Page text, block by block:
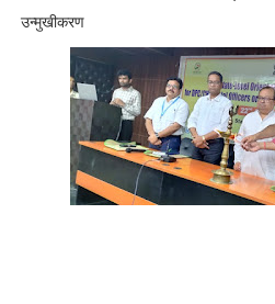
उन्मुखीकरण